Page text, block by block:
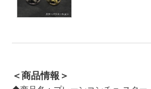
＜商品情報＞